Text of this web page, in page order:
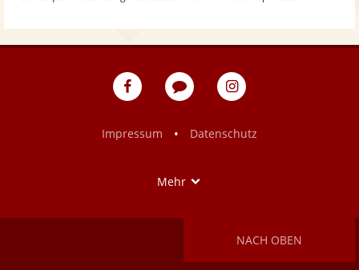
eventpeppers
Blog
eventpeppers
Impressum
• Datenschutz
Mehr
NACH OBEN